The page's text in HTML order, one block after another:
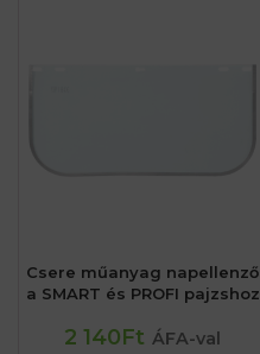
Csere műanyag napellenző
a SMART és PROFI pajzshoz
2 140Ft ÁFA-val